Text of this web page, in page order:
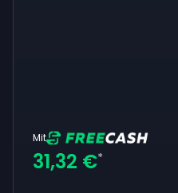
Mit
31,32 €*